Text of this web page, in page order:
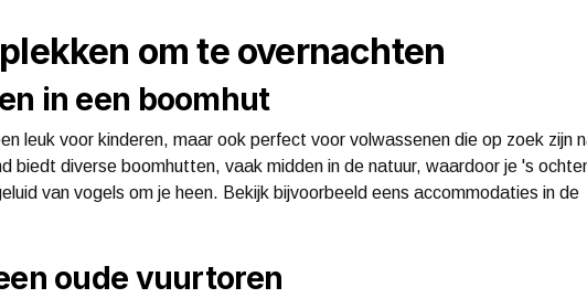
om te overnachten
in een boomhut
leuk voor kinderen, maar ook perfect voor volwassenen die op zoek zijn
biedt diverse boomhutten, vaak midden in de natuur, waardoor je 's
van vogels om je heen. Bekijk bijvoorbeeld eens accommodaties in de
oude vuurtoren